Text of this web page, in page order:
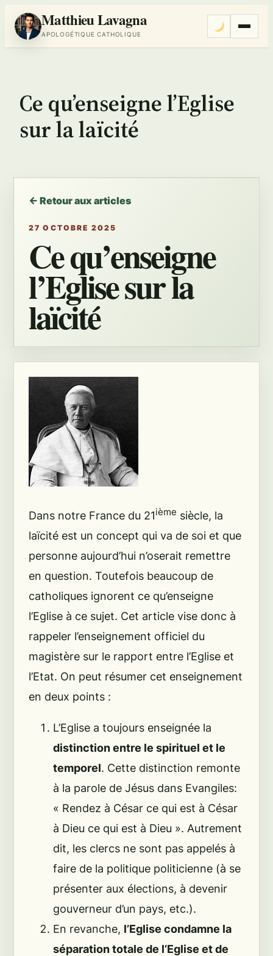
Matthieu Lavagna
APOLOGÉTIQUE CATHOLIQUE
Ce qu’enseigne l’Eglise
sur la laïcité
← Retour aux articles
27 OCTOBRE 2025
Ce qu’enseigne
l’Eglise sur la
laïcité
Dans notre France du 21ième siècle, la
laïcité est un concept qui va de soi et que
personne aujourd’hui n’oserait remettre
en question. Toutefois beaucoup de
catholiques ignorent ce qu’enseigne
l’Eglise à ce sujet. Cet article vise donc à
rappeler l’enseignement officiel du
magistère sur le rapport entre l’Eglise et
l’Etat. On peut résumer cet enseignement
en deux points :
L’Eglise a toujours enseignée la
distinction entre le spirituel et le
temporel. Cette distinction remonte
à la parole de Jésus dans Evangiles:
« Rendez à César ce qui est à César
à Dieu ce qui est à Dieu ». Autrement
dit, les clercs ne sont pas appelés à
faire de la politique politicienne (à se
présenter aux élections, à devenir
gouverneur d’un pays, etc.).
En revanche, l’Eglise condamne la
séparation totale de l’Eglise et de